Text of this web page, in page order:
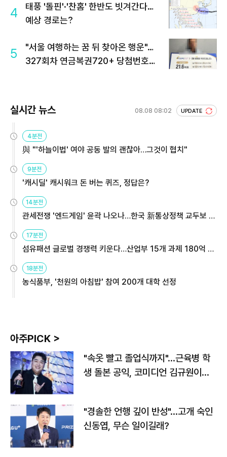
4
태풍 '돌핀'·'찬홈' 한반도 빗겨간다…
예상 경로는?
5
"서울 여행하는 꿈 뒤 찾아온 행운"…
327회차 연금복권720+ 당첨번호조
실시간 뉴스 08.08 08:02 UPDATE
4분전
與 "'하늘이법' 여야 공동 발의 괜찮아…그것이 협치"
9분전
'캐시딜' 캐시워크 돈 버는 퀴즈, 정답은?
14분전
관세전쟁 '엔드게임' 윤곽 나오나…한국 新통상정책 교두보 활
17분전
섬유패션 글로벌 경쟁력 키운다…산업부 15개 과제 180억 지
18분전
농식품부, '천원의 아침밥' 참여 200개 대학 선정
아주PICK >
"속옷 빨고 졸업식까지"…근육병 학
생 돌본 공익, 코미디언 김규원이었
"경솔한 언행 깊이 반성"…고개 숙인
신동엽, 무슨 일이길래?